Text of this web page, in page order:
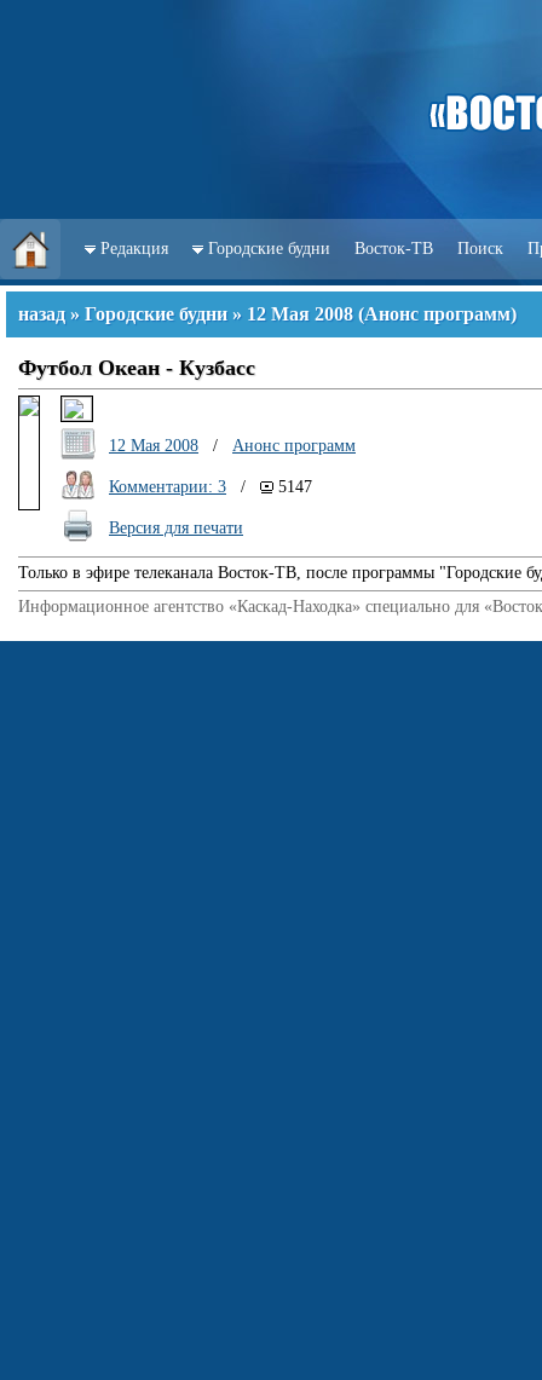
Редакция Городские будни Восток-ТВ Поиск
назад » Городские будни » 12 Мая 2008 (Анонс программ)
Футбол Океан - Кузбасс
12 Мая 2008 / Анонс программ
Комментарии: 3 / 5147
Версия для печати
Только в эфире телеканала Восток-ТВ, после программы "Городские
Информационное агентство «Каскад-Находка» специально для